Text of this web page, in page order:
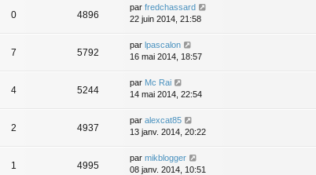
0 4896
par fredchassard
22 juin 2014, 21:58
7 5792
par lpascalon
16 mai 2014, 18:57
4 5244
par Mc Rai
14 mai 2014, 22:54
2 4937
par alexcat85
13 janv. 2014, 20:22
1 4995
par mikblogger
08 janv. 2014, 10:51